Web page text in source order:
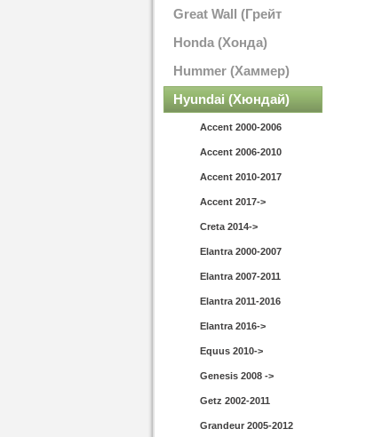
Great Wall (Грейт
Вол)
Honda (Хонда)
Hummer (Хаммер)
Hyundai (Хюндай)
Accent 2000-2006
Accent 2006-2010
Accent 2010-2017
Accent 2017->
Creta 2014->
Elantra 2000-2007
Elantra 2007-2011
Elantra 2011-2016
Elantra 2016->
Equus 2010->
Genesis 2008 ->
Getz 2002-2011
Grandeur 2005-2012